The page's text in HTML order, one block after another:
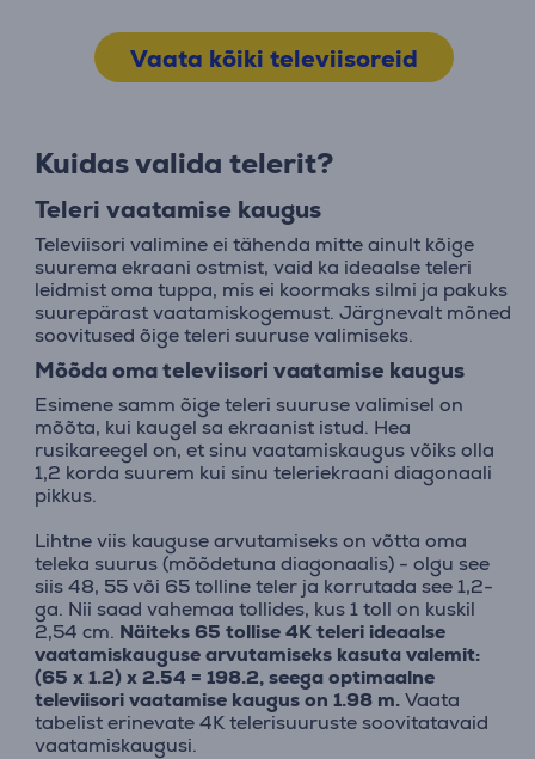
Vaata kõiki televiisoreid
Kuidas valida telerit?
Teleri vaatamise kaugus
Televiisori valimine ei tähenda mitte ainult kõige
suurema ekraani ostmist, vaid ka ideaalse teleri
leidmist oma tuppa, mis ei koormaks silmi ja pakuks
suurepärast vaatamiskogemust. Järgnevalt mõned
soovitused õige teleri suuruse valimiseks.
Mõõda oma televiisori vaatamise kaugus
Esimene samm õige teleri suuruse valimisel on
mõõta, kui kaugel sa ekraanist istud. Hea
rusikareegel on, et sinu vaatamiskaugus võiks olla
1,2 korda suurem kui sinu teleriekraani diagonaali
pikkus.
Lihtne viis kauguse arvutamiseks on võtta oma
teleka suurus (mõõdetuna diagonaalis) - olgu see
siis 48, 55 või 65 tolline teler ja korrutada see 1,2-
ga. Nii saad vahemaa tollides, kus 1 toll on kuskil
2,54 cm. Näiteks 65 tollise 4K teleri ideaalse
vaatamiskauguse arvutamiseks kasuta valemit:
(65 x 1.2) x 2.54 = 198.2, seega optimaalne
televiisori vaatamise kaugus on 1.98 m.Vaata
tabelist erinevate 4K telerisuuruste soovitatavaid
vaatamiskaugusi.